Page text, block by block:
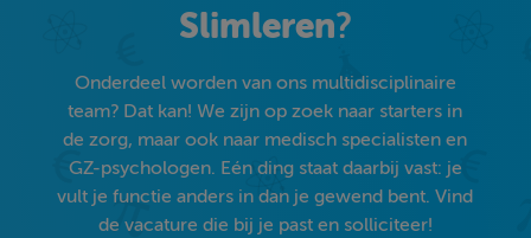
Slimleren?
Onderdeel worden van ons multidisciplinaire
team? Dat kan! We zijn op zoek naar starters in
de zorg, maar ook naar medisch specialisten en
GZ-psychologen. Eén ding staat daarbij vast: je
vult je functie anders in dan je gewend bent. Vind
de vacature die bij je past en solliciteer!